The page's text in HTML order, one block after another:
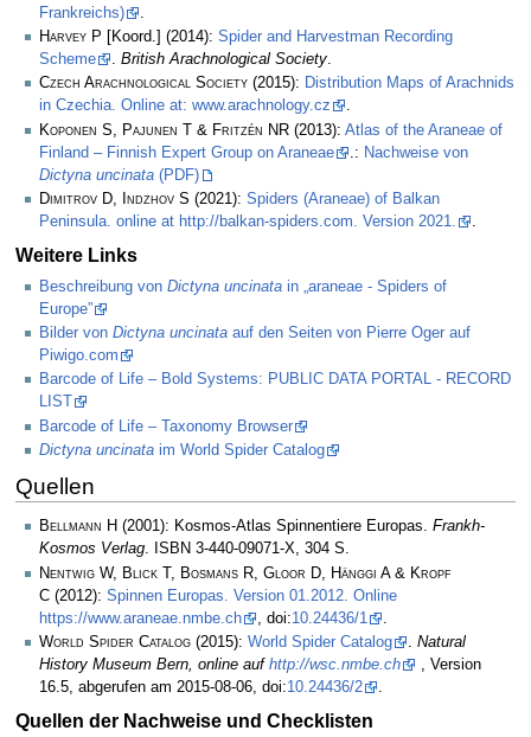
Frankreichs)
.
Harvey P [Koord.] (2014): Spider and Harvestman Recording
Scheme
. British Arachnological Society.
Czech Arachnological Society (2015): Distribution Maps of Arachnids
in Czechia. Online at: www.arachnology.cz
.
Koponen S, Pajunen T & Fritzén NR (2013): Atlas of the Araneae of
Finland – Finnish Expert Group on Araneae
.: Nachweise von
Dictyna uncinata (PDF)
Dimitrov D, Indzhov S (2021): Spiders (Araneae) of Balkan
Peninsula. online at http://balkan-spiders.com. Version 2021.
.
Weitere Links
Beschreibung von Dictyna uncinata in „araneae - Spiders of
Europe”
Bilder von Dictyna uncinata auf den Seiten von Pierre Oger auf
Piwigo.com
Barcode of Life – Bold Systems: PUBLIC DATA PORTAL - RECORD
LIST
Barcode of Life – Taxonomy Browser
Dictyna uncinata im World Spider Catalog
Quellen
Bellmann H (2001): Kosmos-Atlas Spinnentiere Europas. Frankh-
Kosmos Verlag. ISBN 3-440-09071-X, 304 S.
Nentwig W, Blick T, Bosmans R, Gloor D, Hänggi A & Kropf
C (2012): Spinnen Europas. Version 01.2012. Online
https://www.araneae.nmbe.ch
, doi:10.24436/1
World Spider Catalog (2015): World Spider Catalog . Natural
History Museum Bern, online auf http://wsc.nmbe.ch
, Version
16.5, abgerufen am 2015-08-06, doi:10.24436/2 .
Quellen der Nachweise und Checklisten